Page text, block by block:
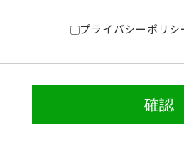
プライバシーポリシ